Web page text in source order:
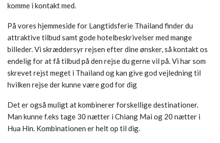
komme i kontakt med.
På vores hjemmeside for Langtidsferie Thailand finder du
attraktive tilbud samt gode hotelbeskrivelser med mange
billeder. Vi skræddersyr rejsen efter dine ønsker, så kontakt os
endelig for at få tilbud på den rejse du gerne vil på. Vi har som
skrevet rejst meget i Thailand og kan give god vejledning til
hvilken rejse der kunne være god for dig
Det er også muligt at kombinerer forskellige destinationer.
Man kunne f.eks tage 30 nætter i Chiang Mai og 20 nætter i
Hua Hin. Kombinationen er helt op til dig.